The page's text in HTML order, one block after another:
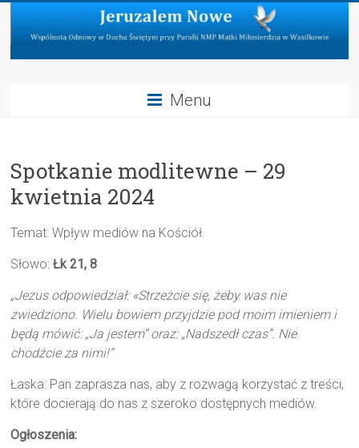
Skip
content
Jeruzalem
Odnowy
w
Duchu
przy
Parafii
Matki
Miłosierdzia
w
Wasilkowie
Menu
Spotkanie modlitewne – 29
kwietnia 2024
Temat: Wpływ mediów na Kościół.
Słowo:Łk 21, 8
„Jezus odpowiedział: «Strzeżcie się, żeby was nie
zwiedziono. Wielu bowiem przyjdzie pod moim imieniem i
będą mówić: „Ja jestem” oraz: „Nadszedł czas”. Nie
chodźcie za nimi!”
Łaska: Pan zaprasza nas, aby z rozwagą korzystać z treści,
które docierają do nas z szeroko dostępnych mediów.
Ogłoszenia: